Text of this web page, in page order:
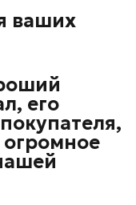
ваших
его